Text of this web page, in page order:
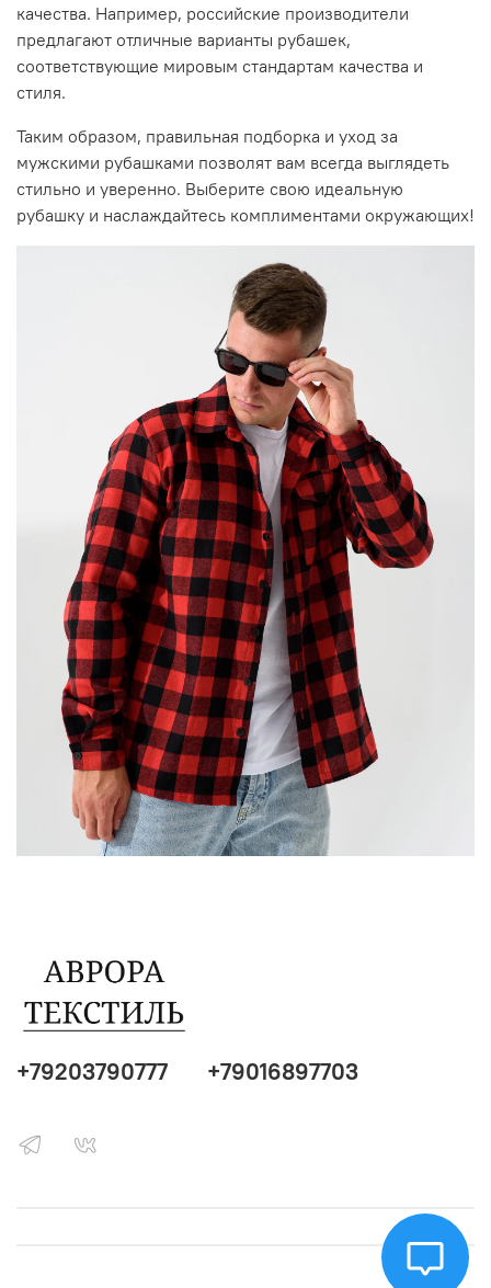
качества. Например, российские производители
предлагают отличные варианты рубашек,
соответствующие мировым стандартам качества и
стиля.
Таким образом, правильная подборка и уход за
мужскими рубашками позволят вам всегда выглядеть
стильно и уверенно. Выберите свою идеальную
рубашку и наслаждайтесь комплиментами окружающих!
+79203790777 +79016897703